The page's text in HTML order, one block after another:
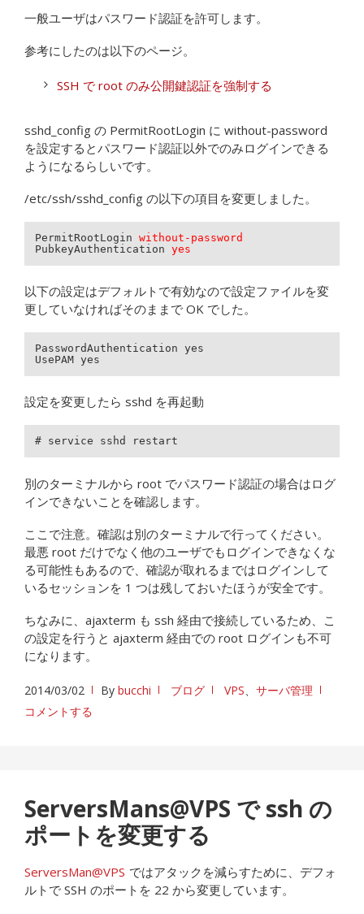
一般ユーザはパスワード認証を許可します。
参考にしたのは以下のページ。
SSH で root のみ公開鍵認証を強制する
sshd_config の PermitRootLogin に without-password
を設定するとパスワード認証以外でのみログインできる
ようになるらしいです。
/etc/ssh/sshd_config の以下の項目を変更しました。
PermitRootLogin without-password
PubkeyAuthentication yes
以下の設定はデフォルトで有効なので設定ファイルを変
更していなければそのままで OK でした。
PasswordAuthentication yes
UsePAM yes
設定を変更したら sshd を再起動
# service sshd restart
別のターミナルから root でパスワード認証の場合はログ
インできないことを確認します。
ここで注意。確認は別のターミナルで行ってください。
最悪 root だけでなく他のユーザでもログインできなくな
る可能性もあるので、確認が取れるまではログインして
いるセッションを 1 つは残しておいたほうが安全です。
ちなみに、ajaxterm も ssh 経由で接続しているため、こ
の設定を行うと ajaxterm 経由での root ログインも不可
になります。
2014/03/02 By bucchi ブログ VPS
サーバ管理
コメントする
ServersMans@VPS で ssh の
ポートを変更する
ServersMan@VPS ではアタックを減らすために、デフォ
ルトで SSH のポートを 22 から変更しています。